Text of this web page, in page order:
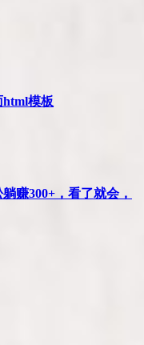
模板
赚300+，看了就会，